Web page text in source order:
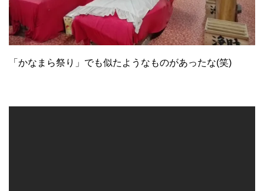
「かなまら祭り」でも似たようなものがあったな(笑)